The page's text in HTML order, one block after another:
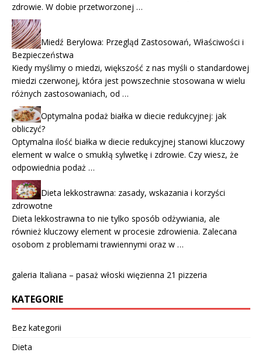
zdrowie. W dobie przetworzonej …
Miedź Berylowa: Przegląd Zastosowań, Właściwości i
Bezpieczeństwa
Kiedy myślimy o miedzi, większość z nas myśli o standardowej
miedzi czerwonej, która jest powszechnie stosowana w wielu
różnych zastosowaniach, od …
Optymalna podaż białka w diecie redukcyjnej: jak
obliczyć?
Optymalna ilość białka w diecie redukcyjnej stanowi kluczowy
element w walce o smukłą sylwetkę i zdrowie. Czy wiesz, że
odpowiednia podaż …
Dieta lekkostrawna: zasady, wskazania i korzyści
zdrowotne
Dieta lekkostrawna to nie tylko sposób odżywiania, ale
również kluczowy element w procesie zdrowienia. Zalecana
osobom z problemami trawiennymi oraz w …
galeria Italiana – pasaż włoski więzienna 21 pizzeria
KATEGORIE
Bez kategorii
Dieta